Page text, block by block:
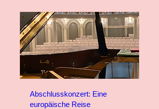
Abschlusskonzert: Eine
europäische Reise